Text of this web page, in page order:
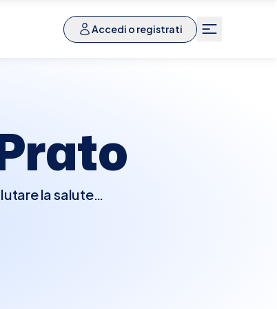
Accedi o registrati
la salute
fisico e